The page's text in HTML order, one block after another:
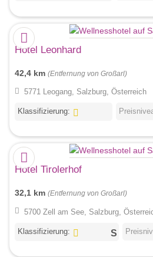
Hotel Leonhard
42,4 km (Entfernung von Großarl)
5771 Leogang, Salzburg, Österreich
Klassifizierung:
Hotel Tirolerhof
32,1 km (Entfernung von Großarl)
5700 Zell am See, Salzburg,
Klassifizierung: